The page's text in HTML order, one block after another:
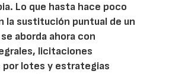
Lo que hasta hace poco
la sustitución puntual de un
aborda ahora con
licitaciones
lotes y estrategias